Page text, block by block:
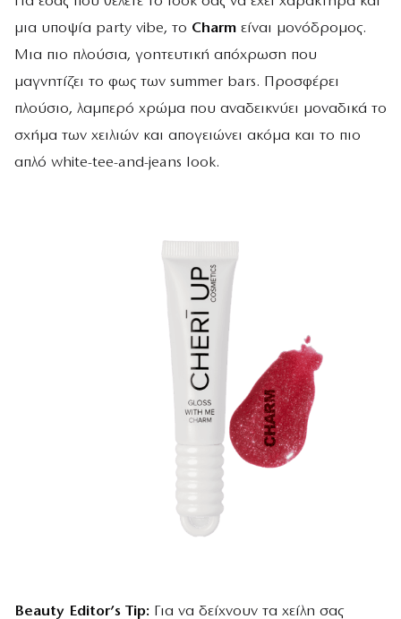
μια υποψία party vibe, το Charm είναι μονόδρομος.
Μια πιο πλούσια, γοητευτική απόχρωση που
μαγνητίζει το φως των summer bars. Προσφέρει
πλούσιο, λαμπερό χρώμα που αναδεικνύει μοναδικά το
σχήμα των χειλιών και απογειώνει ακόμα και το πιο
απλό white-tee-and-jeans look.
Beauty Editor’s Tip: Για να δείχνουν τα χείλη σας